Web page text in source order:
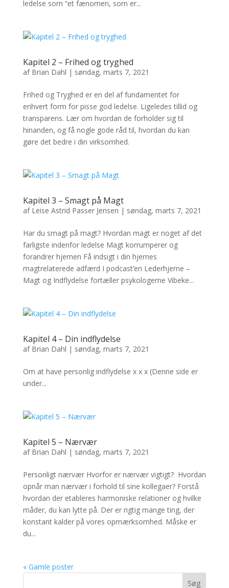
ledelse som “et fænomen, som er...
Kapitel 2 – Frihed og tryghed
af Brian Dahl | søndag, marts 7, 2021
Frihed og Tryghed er en del af fundamentet for
enhvert form for pisse god ledelse. Ligeledes tillid og
transparens. Lær om hvordan de forholder sig til
hinanden, og få nogle gode råd til, hvordan du kan
gøre det bedre i din virksomhed.
Kapitel 3 – Smagt på Magt
af Leise Astrid Passer Jensen | søndag, marts 7, 2021
Har du smagt på magt? Hvordan magt er noget af det
farligste indenfor ledelse Magt korrumperer og
forandrer hjernen Få indsigt i din hjernes
magtrelaterede adfærd I podcast’en Lederhjerne –
Magt og Indflydelse fortæller psykologerne Vibeke...
Kapitel 4 – Din indflydelse
af Brian Dahl | søndag, marts 7, 2021
Om at have personlig indflydelse x x x (Denne side er
under...
Kapitel 5 – Nærvær
af Brian Dahl | søndag, marts 7, 2021
Personligt nærvær Hvorfor er nærvær vigtigt? Hvordan
opnår man nærvær i forhold til sine kollegaer? Forstå
hvordan der etableres harmoniske relationer og hvilke
måder, du kan lytte på. Der er rigtig mange ting, der
konstant kalder på vores opmærksomhed. Måske er
du...
« Gamle poster